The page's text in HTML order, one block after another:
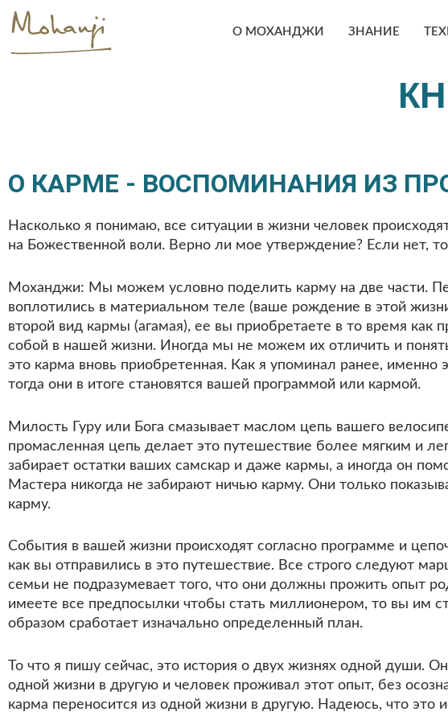
Skip
О МОХАНДЖИ ЗНАНИЕ
О КАРМЕ - ВОСПОМИНАНИЯ ИЗ
Насколько я понимаю, все ситуации в жизни человек
на Божественной воли. Верно ли мое утверждение? Если нет,
Моханджи: Мы можем условно поделить карму на две части.
воплотились в материальном теле (ваше рождение в этой
второй вид кармы (агамая), ее вы приобретаете в то время
собой в нашей жизни. Иногда мы не можем их отличить и
это карма вновь приобретенная. Как я упоминал ранее,
тогда они в итоге становятся вашей программой или кармой.
Милость Гуру или Бога смазывает маслом цепь вашего
промасленная цепь делает это путешествие более мягким и
забирает остатки ваших самскар и даже кармы, а иногда он
Мастера никогда не забирают ничью карму. Они только
карму.
События в вашей жизни происходят согласно программе и
как вы отправились в это путешествие. Все строго следуют
семьи не подразумевает того, что они должны прожить опыт
имеете все предпосылки чтобы стать миллионером, то вы им
образом сработает изначально определенный план.
То что я пишу сейчас, это история о двух жизнях одной души.
одной жизни в другую и человек проживал этот опыт, без
карма переносится из одной жизни в другую. Надеюсь, что это